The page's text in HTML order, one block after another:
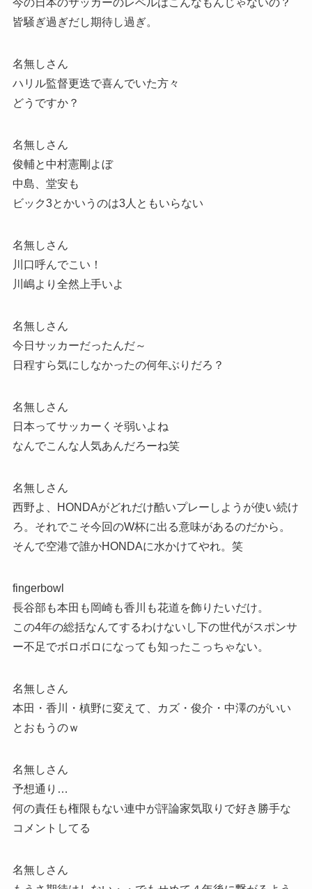
皆騒ぎ過ぎだし期待し過ぎ。
名無しさん
ハリル監督更迭で喜んでいた方々
どうですか？
名無しさん
俊輔と中村憲剛よぼ
中島、堂安も
ビック3とかいうのは3人ともいらない
名無しさん
川口呼んでこい！
川嶋より全然上手いよ
名無しさん
今日サッカーだったんだ～
日程すら気にしなかったの何年ぶりだろ？
名無しさん
日本ってサッカーくそ弱いよね
なんでこんな人気あんだろーね笑
名無しさん
西野よ、HONDAがどれだけ酷いプレーしようが使い続け
ろ。それでこそ今回のW杯に出る意味があるのだから。
そんで空港で誰かHONDAに水かけてやれ。笑
fingerbowl
長谷部も本田も岡崎も香川も花道を飾りたいだけ。
この4年の総括なんてするわけないし下の世代がスポンサ
ー不足でボロボロになっても知ったこっちゃない。
名無しさん
本田・香川・槙野に変えて、カズ・俊介・中澤のがいい
とおもうのｗ
名無しさん
予想通り…
何の責任も権限もない連中が評論家気取りで好き勝手な
コメントしてる
名無しさん